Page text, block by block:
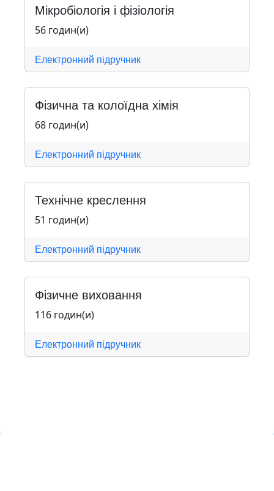
Мікробіологія і фізіологія
56 годин(и)
Електронний підручник
Фізична та колоїдна хімія
68 годин(и)
Електронний підручник
Технічне креслення
51 годин(и)
Електронний підручник
Фізичне виховання
116 годин(и)
Електронний підручник